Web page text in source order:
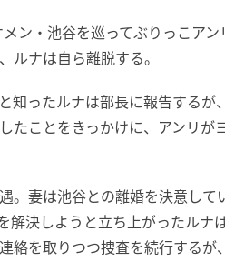
ン・池谷を巡ってぶりっこアン
ルナは自ら離脱する。
知ったルナは部長に報告するが
たことをきっかけに、アンリが
。妻は池谷との離婚を決意して
解決しようと立ち上がったルナ
絡を取りつつ捜査を続行するが